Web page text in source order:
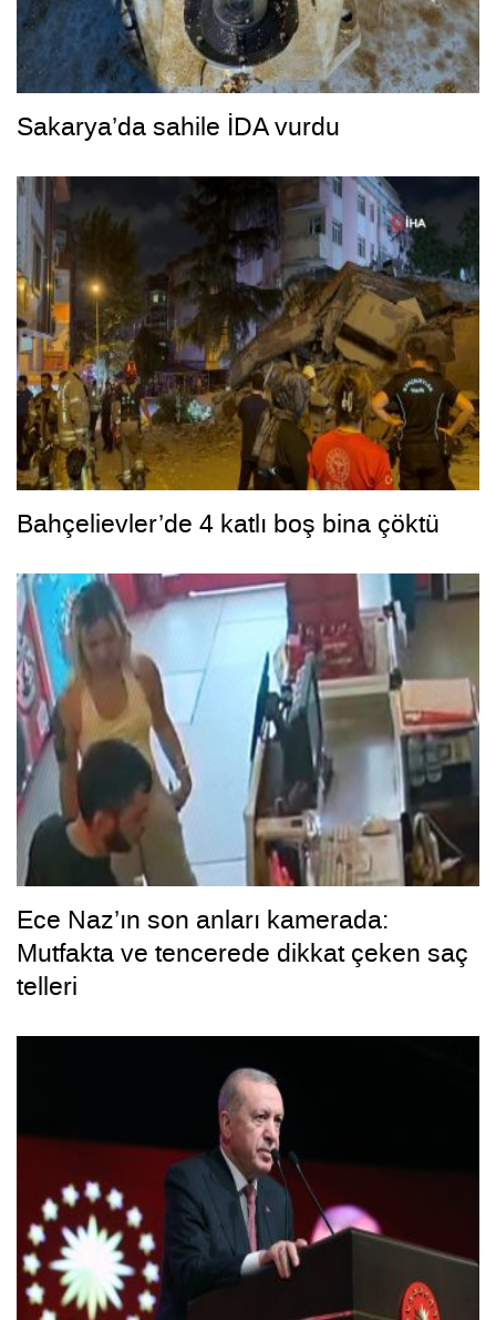
Sakarya’da sahile İDA vurdu
Bahçelievler’de 4 katlı boş bina çöktü
Ece Naz’ın son anları kamerada:
Mutfakta ve tencerede dikkat çeken saç
telleri